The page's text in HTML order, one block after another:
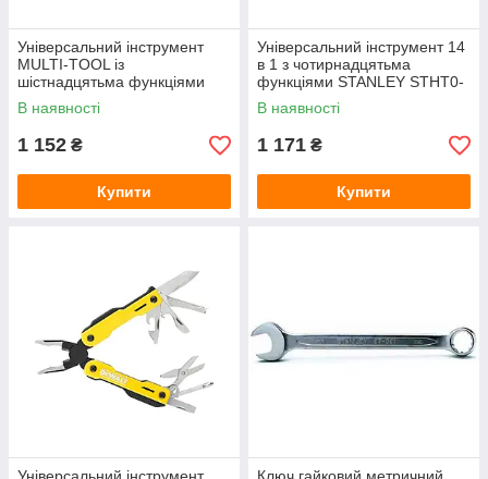
Універсальний інструмент
MULTI-TOOL із
шістнадцятьма функціями
STANLEY FMHT0-72414
В наявності
1 152 ₴
Купити
Універсальний інструмент 14
в 1 з чотирнадцятьма
функціями STANLEY STHT0-
70695
В наявності
1 171 ₴
Купити